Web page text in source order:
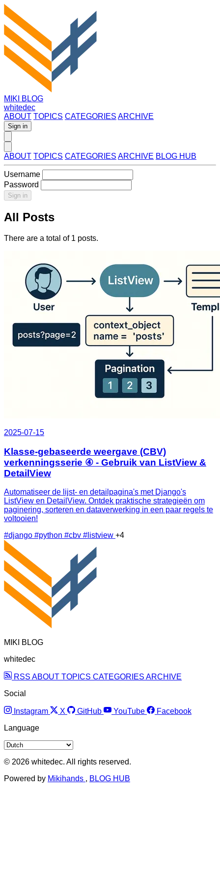
MIKI BLOG
whitedec
ABOUT TOPICS CATEGORIES ARCHIVE
Sign in
ABOUT TOPICS CATEGORIES ARCHIVE BLOG HUB
Username
Password
Sign in
All Posts
There are a total of 1 posts.
2025-07-15
Klasse-gebaseerde weergave (CBV)
verkenningsserie ④ - Gebruik van ListView &
DetailView
Automatiseer de lijst- en detailpagina's met Django's
ListView en DetailView. Ontdek praktische strategieën om
paginering, sorteren en dataverwerking in een paar regels te
voltooien!
#django #python #cbv #listview +4
MIKI BLOG
whitedec
RSS ABOUT TOPICS CATEGORIES ARCHIVE
Social
Instagram X GitHub YouTube
Facebook
Language
© 2026 whitedec. All rights reserved.
Powered by Mikihands , BLOG HUB